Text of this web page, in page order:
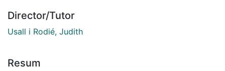
Director/Tutor
Usall i Rodié, Judith
Resum